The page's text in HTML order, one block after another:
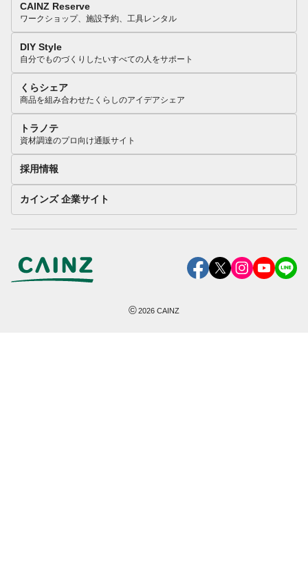
CAINZ Reserve
ワークショップ、施設予約、工具レンタル
DIY Style
自分でものづくりしたいすべての人をサポート
くらシェア
商品を組み合わせたくらしのアイデアシェア
トラノテ
資材調達のプロ向け通販サイト
採用情報
カインズ 企業サイト
©2026 CAINZ